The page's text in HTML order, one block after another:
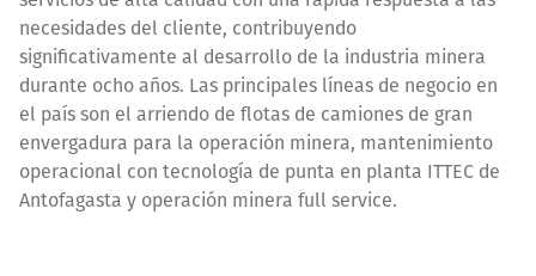
necesidades del cliente, contribuyendo
significativamente al desarrollo de la industria minera
durante ocho años. Las principales líneas de negocio en
el país son el arriendo de flotas de camiones de gran
envergadura para la operación minera, mantenimiento
operacional con tecnología de punta en planta ITTEC de
Antofagasta y operación minera full service.